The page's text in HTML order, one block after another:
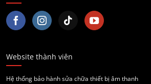
Website thành viên
Hệ thống bảo hành sửa chữa thiết bị âm thanh